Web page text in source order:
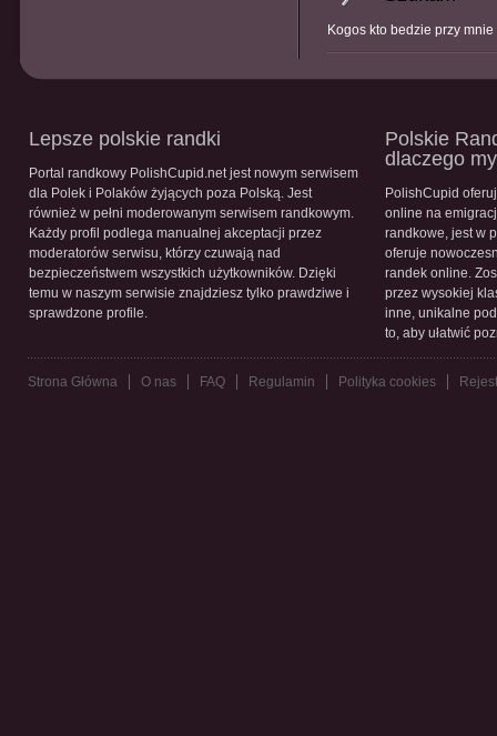
Kogos kto bedzie przy
Lepsze polskie randki
Portal randkowy PolishCupid.net jest nowym serwisem
dla Polek i Polaków żyjących poza Polską. Jest
również w pełni moderowanym serwisem randkowym.
Każdy profil podlega manualnej akceptacji przez
moderatorów serwisu, którzy czuwają nad
bezpieczeństwem wszystkich użytkowników. Dzięki
temu w naszym serwisie znajdziesz tylko prawdziwe i
sprawdzone profile.
Polskie
dlaczego
PolishCupid
online na
randkowe, jest w
oferuje
randek online.
przez wysokiej
inne, unikalne
to, aby ułatwić
Strona Główna O nas FAQ Regulamin Polityka cookies